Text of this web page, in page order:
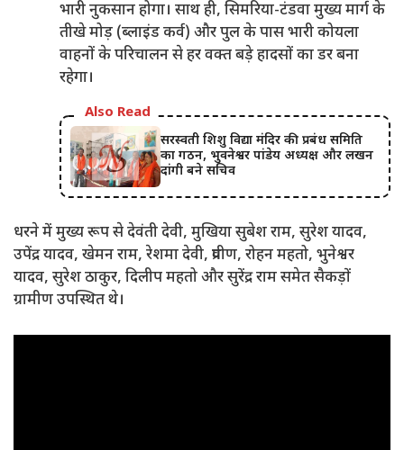
भारी नुकसान होगा। साथ ही, सिमरिया-टंडवा मुख्य मार्ग के
तीखे मोड़ (ब्लाइंड कर्व) और पुल के पास भारी कोयला
वाहनों के परिचालन से हर वक्त बड़े हादसों का डर बना
रहेगा।
Also Read
सरस्वती शिशु विद्या मंदिर की प्रबंध समिति
का गठन, भुवनेश्वर पांडेय अध्यक्ष और लखन
दांगी बने सचिव
धरने में मुख्य रूप से देवंती देवी, मुखिया सुबेश राम, सुरेश यादव,
उपेंद्र यादव, खेमन राम, रेशमा देवी, प्रवीण, रोहन महतो, भुनेश्वर
यादव, सुरेश ठाकुर, दिलीप महतो और सुरेंद्र राम समेत सैकड़ों
ग्रामीण उपस्थित थे।